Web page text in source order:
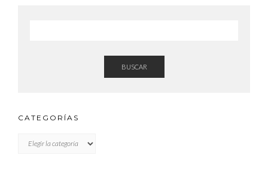
BUSCAR
CATEGORÍAS